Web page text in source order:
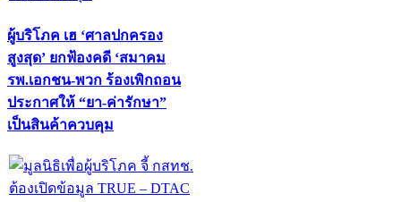
ผู้บริโภค เฮ ‘ศาลปกครอง
สูงสุด’ ยกฟ้องคดี ‘สมาคม
รพ.เอกชน-พวก ร้องเพิกถอน
ประกาศให้ “ยา-ค่ารักษา”
เป็นสินค้าควบคุม